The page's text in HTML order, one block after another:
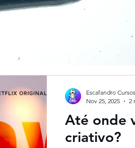
Até onde
criativo?
Escafandro
Nov 25, 2025
2